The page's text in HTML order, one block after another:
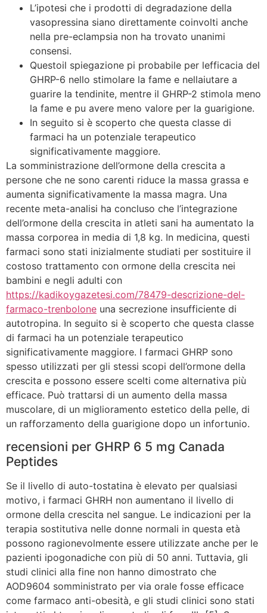
L’ipotesi che i prodotti di degradazione della
vasopressina siano direttamente coinvolti anche
nella pre-eclampsia non ha trovato unanimi
consensi.
Questoil spiegazione pi probabile per lefficacia del
GHRP-6 nello stimolare la fame e nellaiutare a
guarire la tendinite, mentre il GHRP-2 stimola meno
la fame e pu avere meno valore per la guarigione.
In seguito si è scoperto che questa classe di
farmaci ha un potenziale terapeutico
significativamente maggiore.
La somministrazione dell’ormone della crescita a
persone che ne sono carenti riduce la massa grassa e
aumenta significativamente la massa magra. Una
recente meta-analisi ha concluso che l’integrazione
dell’ormone della crescita in atleti sani ha aumentato la
massa corporea in media di 1,8 kg. In medicina, questi
farmaci sono stati inizialmente studiati per sostituire il
costoso trattamento con ormone della crescita nei
bambini e negli adulti con
https://kadikoygazetesi.com/78479-descrizione-del-
farmaco-trenbolone una secrezione insufficiente di
autotropina. In seguito si è scoperto che questa classe
di farmaci ha un potenziale terapeutico
significativamente maggiore. I farmaci GHRP sono
spesso utilizzati per gli stessi scopi dell’ormone della
crescita e possono essere scelti come alternativa più
efficace. Può trattarsi di un aumento della massa
muscolare, di un miglioramento estetico della pelle, di
un rafforzamento della guarigione dopo un infortunio.
recensioni per GHRP 6 5 mg Canada
Peptides
Se il livello di auto-tostatina è elevato per qualsiasi
motivo, i farmaci GHRH non aumentano il livello di
ormone della crescita nel sangue. Le indicazioni per la
terapia sostitutiva nelle donne normali in questa età
possono ragionevolmente essere utilizzate anche per le
pazienti ipogonadiche con più di 50 anni. Tuttavia, gli
studi clinici alla fine non hanno dimostrato che
AOD9604 somministrato per via orale fosse efficace
come farmaco anti-obesità, e gli studi clinici sono stati